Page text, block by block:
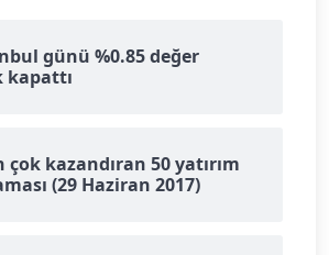
günü %0.85 değer
kapattı
çok kazandıran 50 yatırım
(29 Haziran 2017)